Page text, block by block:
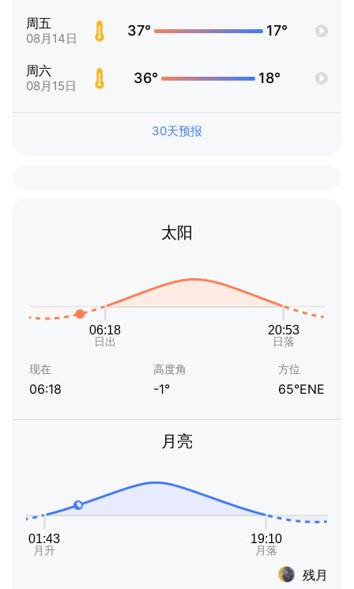
周五
08月14日 37° 17°
周六
08月15日 36° 18°
30天预报
太阳
现在
06:18
高度角
-1°
方位
65°ENE
月亮
残月